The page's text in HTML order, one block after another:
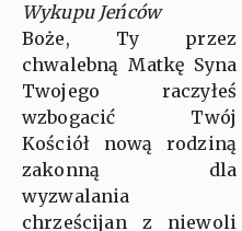
Wykupu Jeńców
Boże, Ty przez
chwalebną Matkę Syna
Twojego raczyłeś
wzbogacić Twój
Kościół nową rodziną
zakonną dla
wyzwalania
chrześcijan z niewoli